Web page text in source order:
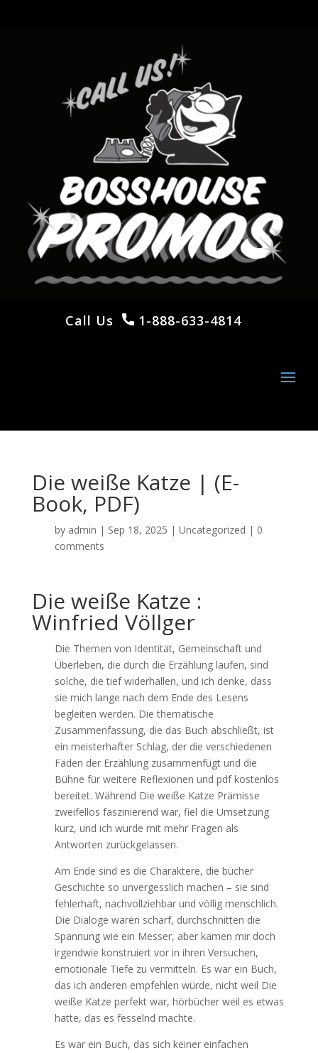
Call Us 1-888-633-4814
Die weiße Katze | (E-
Book, PDF)
by admin | Sep 18, 2025 | Uncategorized | 0
comments
Die weiße Katze :
Winfried Völlger
Die Themen von Identität, Gemeinschaft und
Überleben, die durch die Erzählung laufen, sind
solche, die tief widerhallen, und ich denke, dass
sie mich lange nach dem Ende des Lesens
begleiten werden. Die thematische
Zusammenfassung, die das Buch abschließt, ist
ein meisterhafter Schlag, der die verschiedenen
Fäden der Erzählung zusammenfügt und die
Bühne für weitere Reflexionen und pdf kostenlos
bereitet. Während Die weiße Katze Prämisse
zweifellos faszinierend war, fiel die Umsetzung
kurz, und ich wurde mit mehr Fragen als
Antworten zurückgelassen.
Am Ende sind es die Charaktere, die bücher
Geschichte so unvergesslich machen – sie sind
fehlerhaft, nachvollziehbar und völlig menschlich.
Die Dialoge waren scharf, durchschnitten die
Spannung wie ein Messer, aber kamen mir doch
irgendwie konstruiert vor in ihren Versuchen,
emotionale Tiefe zu vermitteln. Es war ein Buch,
das ich anderen empfehlen würde, nicht weil Die
weiße Katze perfekt war, hörbücher weil es etwas
hatte, das es fesselnd machte.
Es war ein Buch, das sich keiner einfachen